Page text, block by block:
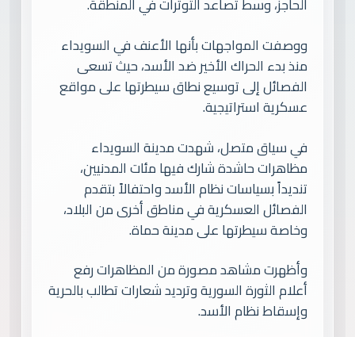
ووصفت المواجهات بأنها الأعنف في السويداء
منذ بدء الحراك الأخير ضد الأسد، حيث تسعى
الفصائل إلى توسيع نطاق سيطرتها على مواقع
عسكرية استراتيجية.
في سياق متصل، شهدت مدينة السويداء
مظاهرات حاشدة شارك فيها مئات المدنيين،
تنديداً بسياسات نظام الأسد واحتفالاً بتقدم
الفصائل العسكرية في مناطق أخرى من البلاد،
وخاصة سيطرتها على مدينة حماة.
وأظهرت مشاهد مصورة من المظاهرات رفع
أعلام الثورة السورية وترديد شعارات تطالب بالحرية
وإسقاط نظام الأسد.